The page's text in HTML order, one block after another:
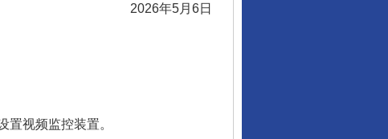
2026年5月6日
视频监控装置。